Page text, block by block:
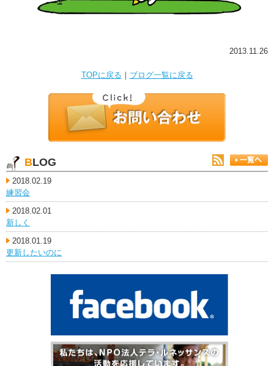
2013.11.26
TOPに戻る ｜ ブログ一覧に戻る
BLOG
2018.02.19
練習会
2018.02.01
新しく
2018.01.19
更新したいのに